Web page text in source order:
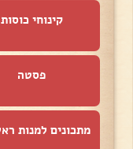
קינוחי כוסות
פסטה
מתכונים למנות